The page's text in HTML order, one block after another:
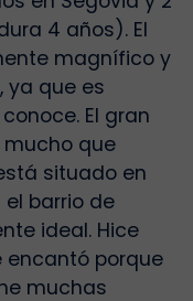
4 años). El
magnífico y
ya que es
El gran
que
situado en
barrio de
ideal. Hice
encantó porque
muchas